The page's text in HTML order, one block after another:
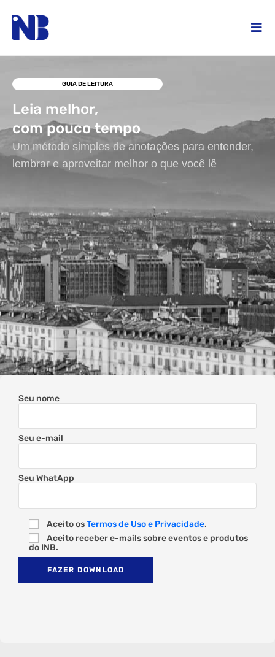
GUIA DE LEITURA
Leia melhor,
com pouco tempo
Um método simples de anotações para entender,
lembrar e aproveitar melhor o que você lê
Seu nome
Seu e-mail
Seu WhatApp
Aceito osTermos de Uso e Privacidade.
Aceito receber e-mails sobre eventos e produtos
do INB.